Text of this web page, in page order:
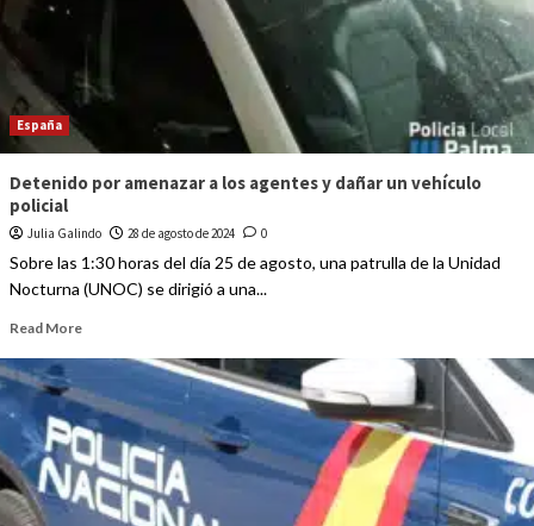
España
Detenido por amenazar a los agentes y dañar un vehículo
policial
Julia Galindo 28 de agosto de 2024 0
Sobre las 1:30 horas del día 25 de agosto, una patrulla de la Unidad
Nocturna (UNOC) se dirigió a una...
Read More